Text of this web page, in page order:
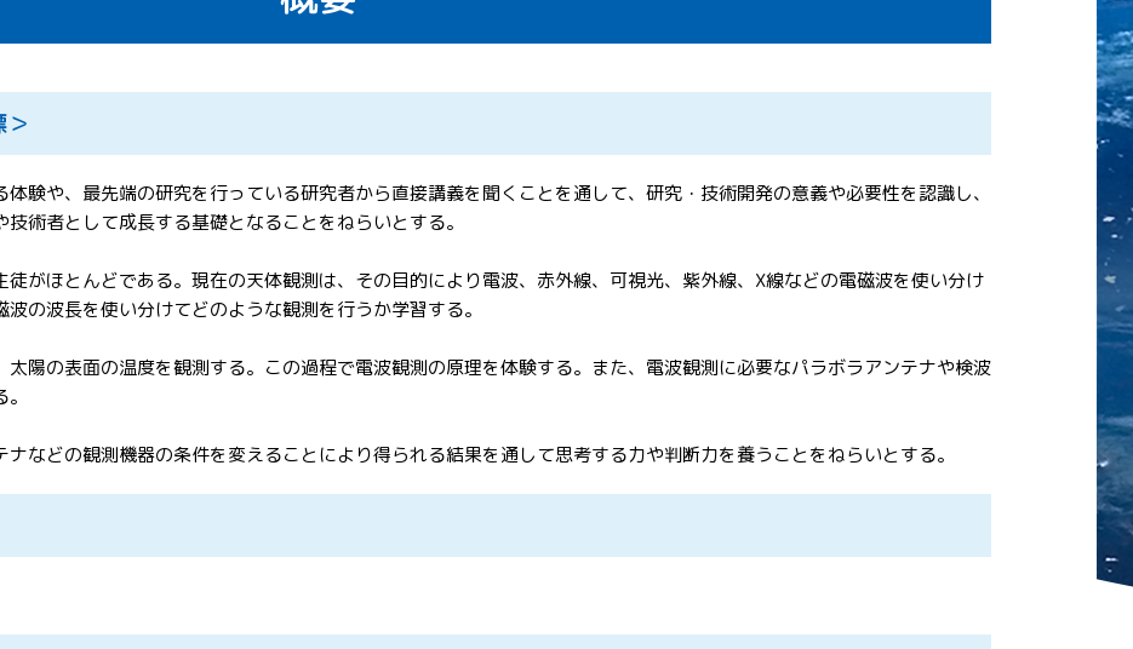
験や、最先端の研究を行っている研究者から直接講義を聞くことを通して、研究・技術開発の意義や必要性を認識し、
術者として成長する基礎となることをねらいとする。
がほとんどである。現在の天体観測は、その目的により電波、赤外線、可視光、紫外線、X線などの電磁波を使い分け
の波長を使い分けてどのような観測を行うか学習する。
陽の表面の温度を観測する。この過程で電波観測の原理を体験する。また、電波観測に必要なパラボラアンテナや検波
などの観測機器の条件を変えることにより得られる結果を通して思考する力や判断力を養うことをねらいとする。